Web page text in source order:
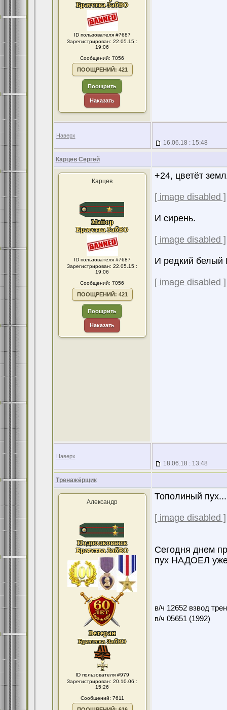
ID пользователя #7687
Зарегистрирован: 22.05.15 :
19:06
Сообщений: 7056
ПООЩРЕНИЙ: 421
Поощрить
Наказать
Наверх
16.06.18 : 15:48
Карцев Сергей
Карцев
ID пользователя #7687
Зарегистрирован: 22.05.15 :
19:06
Сообщений: 7056
ПООЩРЕНИЙ: 421
Поощрить
Наказать
+24, цветёт
[ image disabled ]
И сирень.
[ image disabled ]
И редкий белый
[ image disabled ]
Наверх
18.06.18 : 13:48
Тренажёрщик
Александр
ID пользователя #979
Зарегистрирован: 20.10.06 :
15:26
Сообщений: 7611
Тополиный
[ image disabled ]
Сегодня днем
пух НАДОЕЛ
в/ч 12652 взвод
в/ч 05651 (1992)